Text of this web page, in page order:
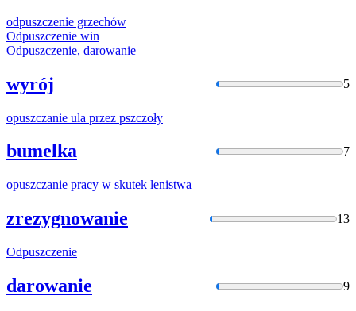
odpuszczenie grzechów
Odpuszczenie win
Odpuszczenie, darowanie
wyrój 5
opuszczanie ula przez pszczoły
bumelka 7
opuszczanie pracy w skutek lenistwa
zrezygnowanie 13
Odpuszczenie
darowanie 9